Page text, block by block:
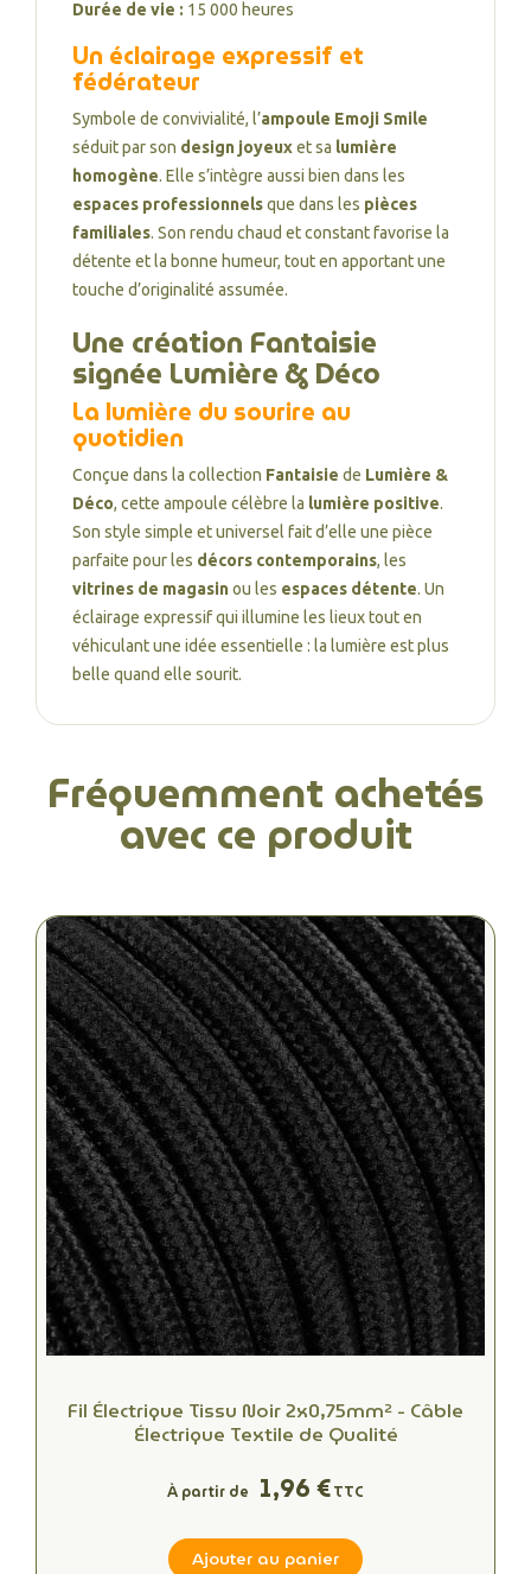
Durée de vie : 15 000 heures
Un éclairage expressif et
fédérateur
Symbole de convivialité, l’ampoule Emoji Smile
séduit par son design joyeuxet sa lumière
homogène. Elle s’intègre aussi bien dans les
espaces professionnelsque dans les pièces
familiales. Son rendu chaud et constant favorise la
détente et la bonne humeur, tout en apportant une
touche d’originalité assumée.
Une création Fantaisie
signée Lumière & Déco
La lumière du sourire au
quotidien
Conçue dans la collection Fantaisie de Lumière &
Déco, cette ampoule célèbre la lumière positive.
Son style simple et universel fait d’elle une pièce
parfaite pour les décors contemporains, les
vitrines de magasinou les espaces détente. Un
éclairage expressif qui illumine les lieux tout en
véhiculant une idée essentielle : la lumière est plus
belle quand elle sourit.
Fréquemment achetés
avec ce produit
Fil Électrique Tissu Noir 2x0,75mm² - Câble
Électrique Textile de Qualité
À partir de 1,96 €TTC
Ajouter au panier